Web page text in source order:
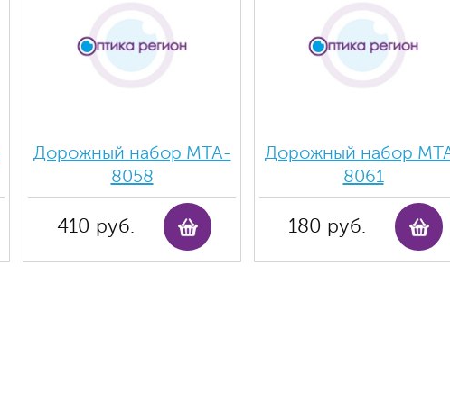
Дорожный набор MTA-
8058
410 руб.
Дорожный набор
8061
180 руб.